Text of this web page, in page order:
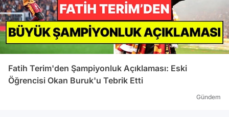
Fatih Terim'den Şampiyonluk Açıklaması: Eski
Öğrencisi Okan Buruk'u Tebrik Etti
Gündem